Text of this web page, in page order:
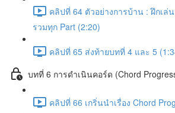
คลิปที่ 64 ตัวอย่างการบ้าน : ฝึกเล่
รวมทุก Part (2:20)
คลิปที่ 65 ส่งท้ายบทที่ 4 และ 5
บทที่ 6 การดำเนินคอร์ด (Chord
คลิปที่ 66 เกริ่นนำเรื่อง Chord